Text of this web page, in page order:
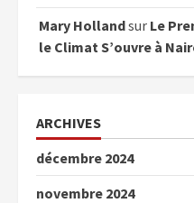
Mary Hollandsur Le
le Climat S’ouvre à
ARCHIVES
décembre 2024
novembre 2024